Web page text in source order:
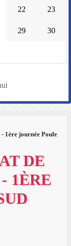
1ère journée Poule
DE
1ÈRE
22 23
29 30